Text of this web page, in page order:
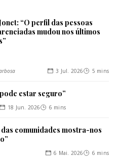
“O perfil das pessoas
mudou nos últimos
3 Jul. 2026 5 mins
estar seguro”
18 Jun. 2026 6 mins
comunidades mostra-nos
6 Mai. 2026 6 mins